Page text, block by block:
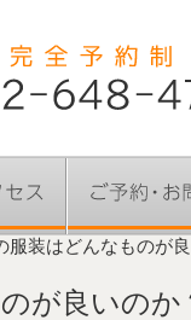
装はどんなものが
が良いのか